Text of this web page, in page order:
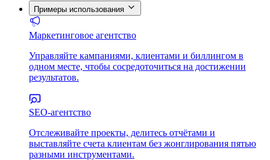
Примеры использования
Маркетинговое агентство
Управляйте кампаниями, клиентами и биллингом в
одном месте, чтобы сосредоточиться на достижении
результатов.
SEO-агентство
Отслеживайте проекты, делитесь отчётами и
выставляйте счета клиентам без жонглирования пятью
разными инструментами.